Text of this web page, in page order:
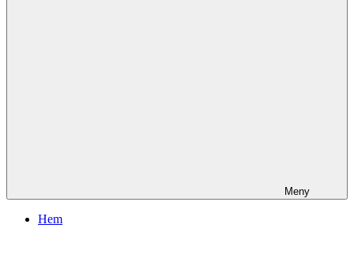
Meny
Hem